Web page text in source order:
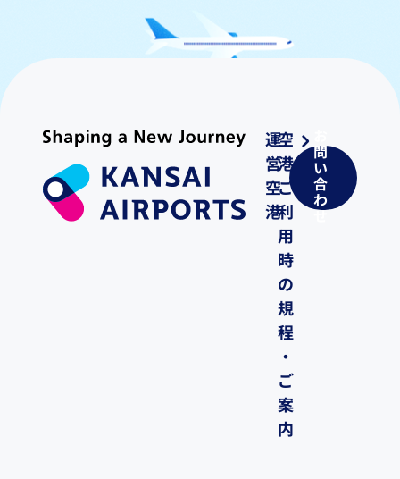
運
営
空
港
空
港
ご
利
用
時
の
規
程
・
ご
案
内
問
い
合
わ
せ